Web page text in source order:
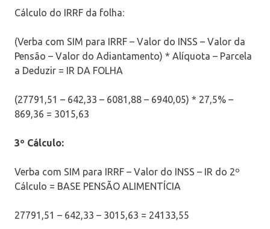
Cálculo do IRRF da folha:
(Verba com SIM para IRRF – Valor do INSS – Valor da
Pensão – Valor do Adiantamento) * Alíquota – Parcela
a Deduzir = IR DA FOLHA
(27791,51 – 642,33 – 6081,88 – 6940,05) * 27,5% –
869,36 = 3015,63
3º Cálculo:
Verba com SIM para IRRF – Valor do INSS – IR do 2º
Cálculo = BASE PENSÃO ALIMENTÍCIA
27791,51 – 642,33 – 3015,63 = 24133,55